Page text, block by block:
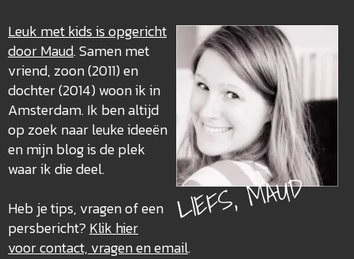
LIEFS, MAUD
Leuk met kids is opgericht
door Maud. Samen met
vriend, zoon (2011) en
dochter (2014) woon ik in
Amsterdam. Ik ben altijd
op zoek naar leuke ideeën
en mijn blog is de plek
waar ik die deel.
Heb je tips, vragen of een
persbericht? Klik hier
voor contact, vragen en email.